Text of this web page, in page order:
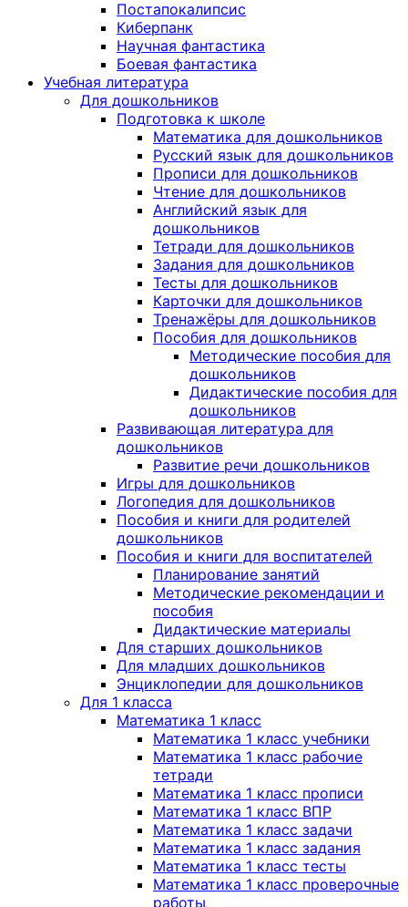
Постапокалипсис
Киберпанк
Научная фантастика
Боевая фантастика
Учебная литература
Для дошкольников
Подготовка к школе
Математика для дошкольников
Русский язык для дошкольников
Прописи для дошкольников
Чтение для дошкольников
Английский язык для
дошкольников
Тетради для дошкольников
Задания для дошкольников
Тесты для дошкольников
Карточки для дошкольников
Тренажёры для дошкольников
Пособия для дошкольников
Методические пособия для
дошкольников
Дидактические пособия для
дошкольников
Развивающая литература для
дошкольников
Развитие речи дошкольников
Игры для дошкольников
Логопедия для дошкольников
Пособия и книги для родителей
дошкольников
Пособия и книги для воспитателей
Планирование занятий
Методические рекомендации и
пособия
Дидактические материалы
Для старших дошкольников
Для младших дошкольников
Энциклопедии для дошкольников
Для 1 класса
Математика 1 класс
Математика 1 класс учебники
Математика 1 класс рабочие
тетради
Математика 1 класс прописи
Математика 1 класс ВПР
Математика 1 класс задачи
Математика 1 класс задания
Математика 1 класс тесты
Математика 1 класс проверочные
работы